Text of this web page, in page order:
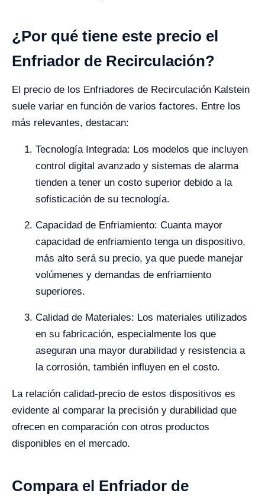
¿Por qué tiene este precio el
Enfriador de Recirculación?
El precio de los Enfriadores de Recirculación Kalstein
suele variar en función de varios factores. Entre los
más relevantes, destacan:
Tecnología Integrada: Los modelos que incluyen
control digital avanzado y sistemas de alarma
tienden a tener un costo superior debido a la
sofisticación de su tecnología.
Capacidad de Enfriamiento: Cuanta mayor
capacidad de enfriamiento tenga un dispositivo,
más alto será su precio, ya que puede manejar
volúmenes y demandas de enfriamiento
superiores.
Calidad de Materiales: Los materiales utilizados
en su fabricación, especialmente los que
aseguran una mayor durabilidad y resistencia a
la corrosión, también influyen en el costo.
La relación calidad-precio de estos dispositivos es
evidente al comparar la precisión y durabilidad que
ofrecen en comparación con otros productos
disponibles en el mercado.
Compara el Enfriador de